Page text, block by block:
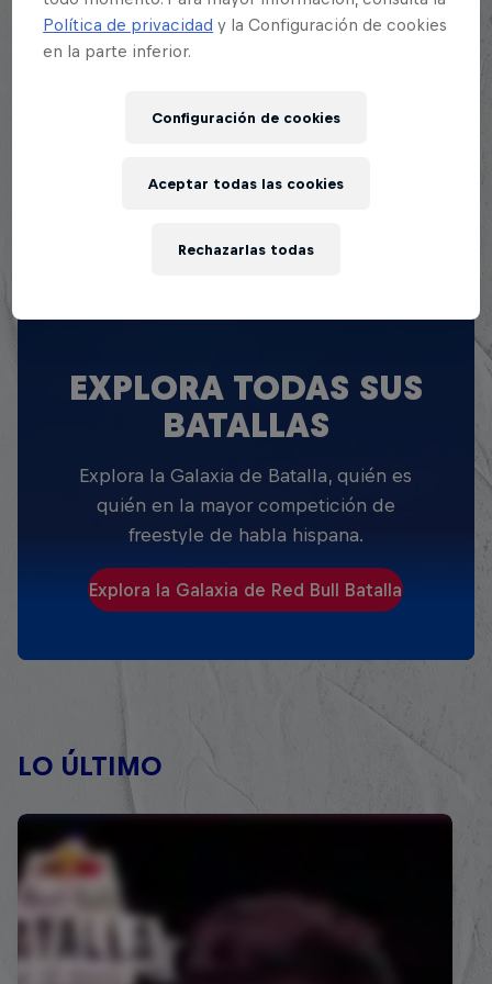
nacional de Batalla de los Gallos.
EXPLORA TODAS SUS
BATALLAS
Explora la Galaxia de Batalla, quién es
quién en la mayor competición de
freestyle de habla hispana.
Explora la Galaxia de Red Bull Batalla
LO ÚLTIMO
Política de privacidad y la Configuración de cookies
en la parte inferior.
Configuración de cookies
Rechazarlas todas
Aceptar todas las cookies